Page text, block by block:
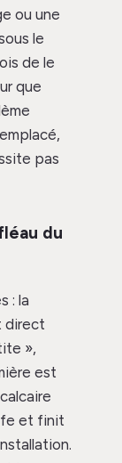
ou une
le
de le
que
pas
du
: la
direct
»,
est
et finit